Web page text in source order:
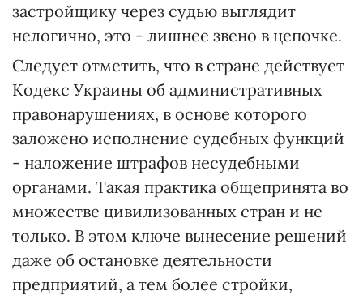
застройщику через судью выглядит
нелогично, это - лишнее звено в цепочке.
Следует отметить, что в стране действует
Кодекс Украины об административных
правонарушениях, в основе которого
заложено исполнение судебных функций
- наложение штрафов несудебными
органами. Такая практика общепринята во
множестве цивилизованных стран и не
только. В этом ключе вынесение решений
даже об остановке деятельности
предприятий, а тем более стройки,